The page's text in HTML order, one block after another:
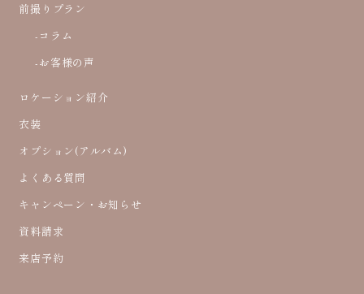
前撮りプラン
-コラム
-お客様の声
ロケーション紹介
衣装
オプション(アルバム)
よくある質問
キャンペーン・お知らせ
資料請求
来店予約